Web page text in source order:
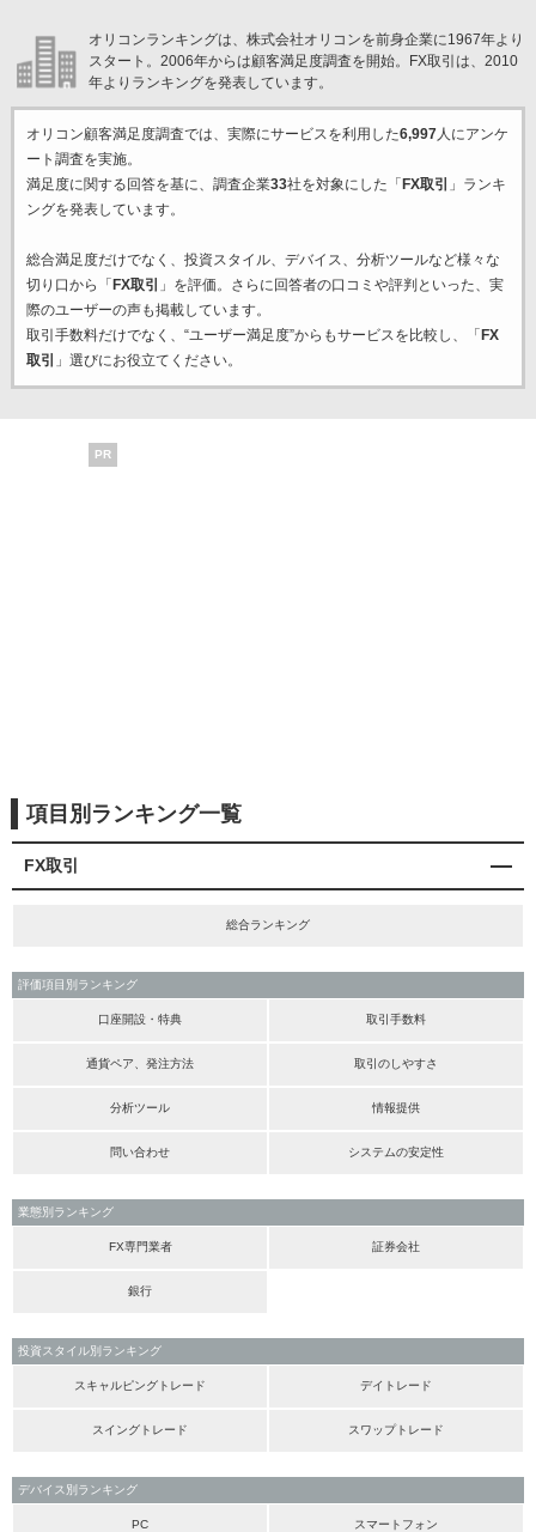
オリコンランキングは、株式会社オリコンを前身企業に1967年より
スタート。2006年からは顧客満足度調査を開始。FX取引は、2010
年よりランキングを発表しています。
オリコン顧客満足度調査では、実際にサービスを利用した6,997人にアンケ
ート調査を実施。
満足度に関する回答を基に、調査企業33社を対象にした「 FX取引
」ランキ
ングを発表しています。
総合満足度だけでなく、投資スタイル、デバイス、分析ツールなど様々な
切り口から「 FX取引
」を評価。さらに回答者の口コミや評判といった、実
際のユーザーの声も掲載しています。
取引手数料だけでなく、“ユーザー満足度”からもサービスを比較し、「 FX
取引
」選びにお役立てください。
PR
項目別ランキング一覧
FX取引
総合ランキング
評価項目別ランキング
口座開設・特典 取引手数料
通貨ペア、発注方法 取引のしやすさ
分析ツール 情報提供
問い合わせ システムの安定性
業態別ランキング
FX専門業者 証券会社
銀行
投資スタイル別ランキング
スキャルピングトレード デイトレード
スイングトレード スワップトレード
デバイス別ランキング
PC スマートフォン